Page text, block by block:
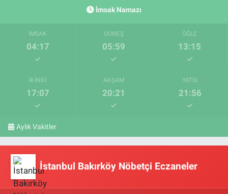
İmsak Namazı
İMSAK
04:17
GÜNEŞ
05:59
ÖĞLE
13:15
İKINDI
17:07
AKŞAM
20:21
YATSI
21:56
Aylık Vakitler
İstanbul Bakırköy Nöbetçi Eczaneler